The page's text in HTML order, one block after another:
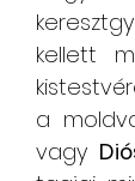
kellett
a
vagy